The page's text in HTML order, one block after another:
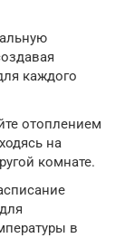
каждого
отоплением
на
комнате.
в